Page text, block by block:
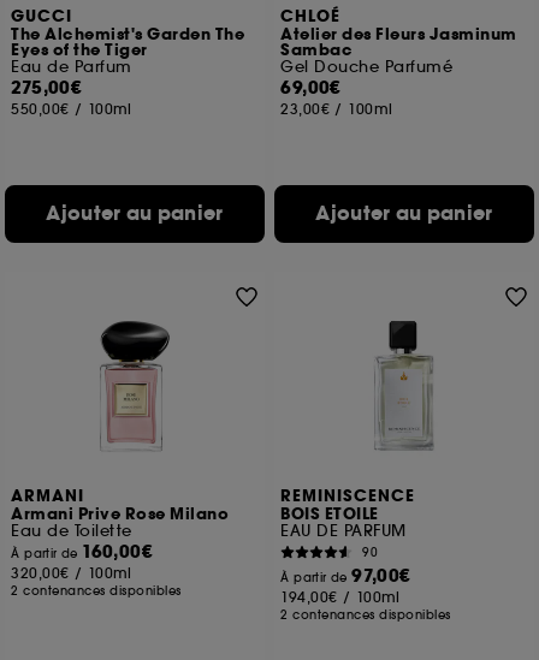
GUCCI
The Alchemist's Garden The
Eyes of the Tiger
Eau de Parfum
275,00€
550,00€ / 100ml
Ajouter au panier
CHLOÉ
Atelier des Fleurs Jasminum
Sambac
Gel Douche Parfumé
69,00€
23,00€ / 100ml
Ajouter au panier
ARMANI
Armani Prive Rose Milano
Eau de Toilette
À partir de 160,00€
320,00€ / 100ml
2 contenances disponibles
REMINISCENCE
BOIS ETOILE
EAU DE PARFUM
90
À partir de97,00€
194,00€ / 100ml
2 contenances disponibles